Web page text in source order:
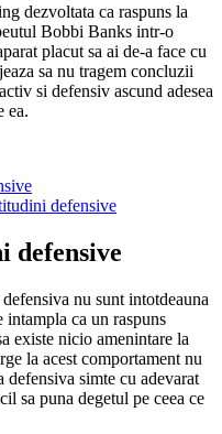
dezvoltata ca raspuns la
Bobbi Banks intr-o
placut sa ai de-a face cu
sa nu tragem concluzii
si defensiv ascund adesea
ea.
defensive
defensive
nu sunt intotdeauna
intampla ca un raspuns
existe nicio amenintare la
la acest comportament nu
simte cu adevarat
sa puna degetul pe ceea ce